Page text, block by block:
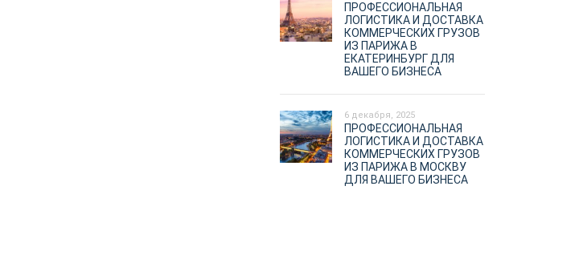
ПРОФЕССИОНАЛЬНАЯ
ЛОГИСТИКА И ДОСТАВКА
КОММЕРЧЕСКИХ ГРУЗОВ
ИЗ ПАРИЖА В
ЕКАТЕРИНБУРГ ДЛЯ
ВАШЕГО БИЗНЕСА
6 декабря, 2025
ПРОФЕССИОНАЛЬНАЯ
ЛОГИСТИКА И ДОСТАВКА
КОММЕРЧЕСКИХ ГРУЗОВ
ИЗ ПАРИЖА В МОСКВУ
ДЛЯ ВАШЕГО БИЗНЕСА